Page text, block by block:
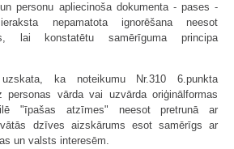
personu apliecinoša dokumenta - pases -
nepamatota ignorēšana neesot
lai konstatētu samērīguma principa
ka noteikumu Nr.310 6.punkta
personas vārda vai uzvārda oriģinālformas
"īpašas atzīmes" neesot pretrunā ar
dzīves aizskārums esot samērīgs ar
un valsts interesēm.